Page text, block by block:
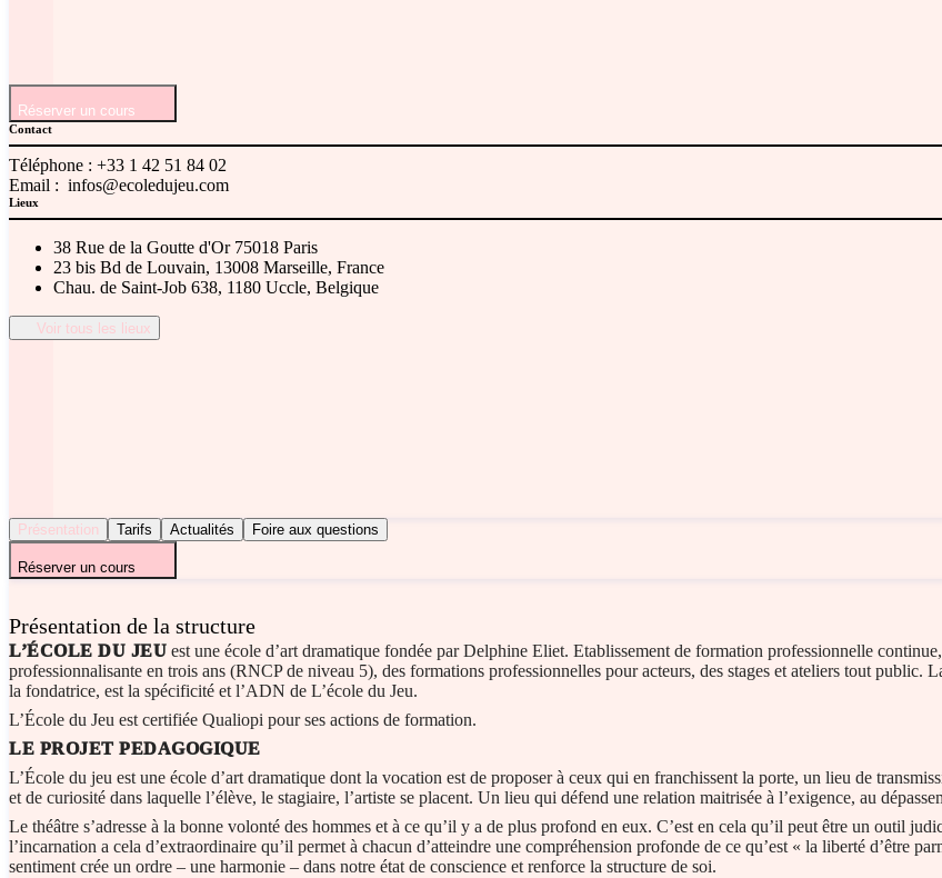
Réserver un cours
Contact
Téléphone : +33 1 42 51 84 02
Email : infos@ecoledujeu.com
Lieux
38 Rue de la Goutte d'Or 75018 Paris
23 bis Bd de Louvain, 13008 Marseille, France
Chau. de Saint-Job 638, 1180 Uccle, Belgique
Voir tous les lieux
Présentation Tarifs Actualités Foire aux questions
Réserver un cours
Présentation de la structure
L’ÉCOLE DU JEU est une école d’art dramatique fondée par Delphine Eliet. Etablissement de formation professionnelle
professionnalisante en trois ans (RNCP de niveau 5), des formations professionnelles pour acteurs, des stages et ateliers tout
la fondatrice, est la spécificité et l’ADN de L’école du Jeu.
L’École du Jeu est certifiée Qualiopi pour ses actions de formation.
LE PROJET PEDAGOGIQUE
L’École du jeu est une école d’art dramatique dont la vocation est de proposer à ceux qui en franchissent la porte, un lieu de
et de curiosité dans laquelle l’élève, le stagiaire, l’artiste se placent. Un lieu qui défend une relation maitrisée à l’exigence, au
Le théâtre s’adresse à la bonne volonté des hommes et à ce qu’il y a de plus profond en eux. C’est en cela qu’il peut être un outil
l’incarnation a cela d’extraordinaire qu’il permet à chacun d’atteindre une compréhension profonde de ce qu’est « la liberté d’être
sentiment crée un ordre – une harmonie – dans notre état de conscience et renforce la structure de soi.